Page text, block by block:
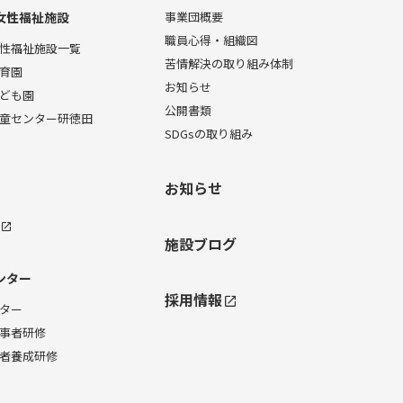
性福祉施設
福祉施設一覧
園
も園
センター研徳田
ター
ー
者研修
養成研修
事業団概要
職員心得・組織図
苦情解決の取り組み体制
お知らせ
公開書類
SDGsの取り組み
お知らせ
施設ブログ
採用情報